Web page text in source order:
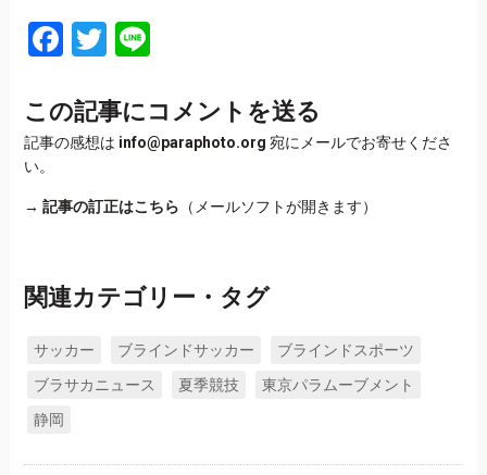
Facebook
Twitter
Line
この記事にコメントを送る
記事の感想は info@paraphoto.org 宛にメールでお寄せくださ
い。
→ 記事の訂正はこちら （メールソフトが開きます）
関連カテゴリー・タグ
サッカー ブラインドサッカー
ブラインドスポーツ
ブラサカニュース
夏季競技
東京パラムーブメント
静岡